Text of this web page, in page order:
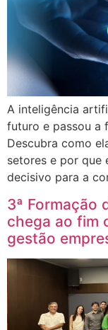
A inteligência
futuro e passou a
Descubra como
setores e por que
decisivo para a
3ª Formação
chega ao fim
gestão